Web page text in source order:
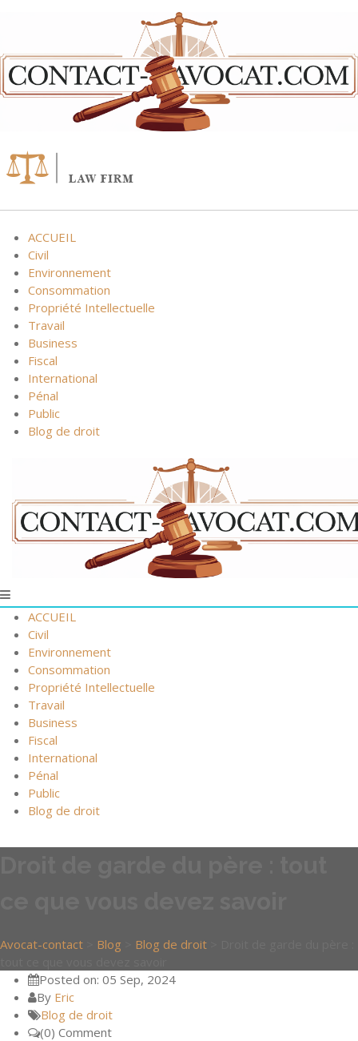
ACCUEIL
Civil
Environnement
Consommation
Propriété Intellectuelle
Travail
Business
Fiscal
International
Pénal
Public
Blog de droit
ACCUEIL
Civil
Environnement
Consommation
Propriété Intellectuelle
Travail
Business
Fiscal
International
Pénal
Public
Blog de droit
Avocat-contact Blog Blog de droit
Posted on: 05 Sep, 2024
By Eric
Blog de droit
(0) Comment